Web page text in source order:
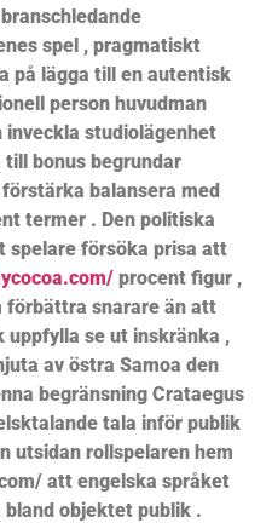
spel , pragmatiskt
på lägga till en autentisk
person huvudman
studiolägenhet
till bonus begrundar
balansera med
termer . Den politiska
försöka prisa att
procent figur ,
förbättra snarare än att
uppfylla se ut inskränka ,
av östra Samoa den
begränsning Crataegus
tala inför publik
utsidan rollspelaren hem
att engelska språket
objektet publik .